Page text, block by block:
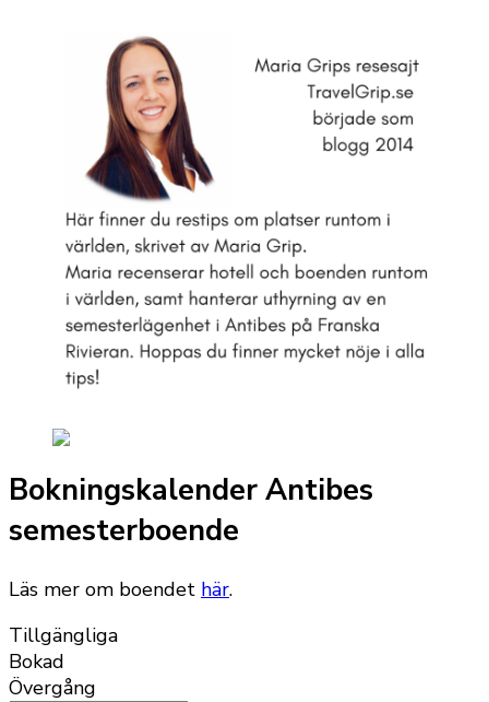
Bokningskalender Antibes
semesterboende
Läs mer om boendet här.
Tillgängliga
Bokad
Övergång